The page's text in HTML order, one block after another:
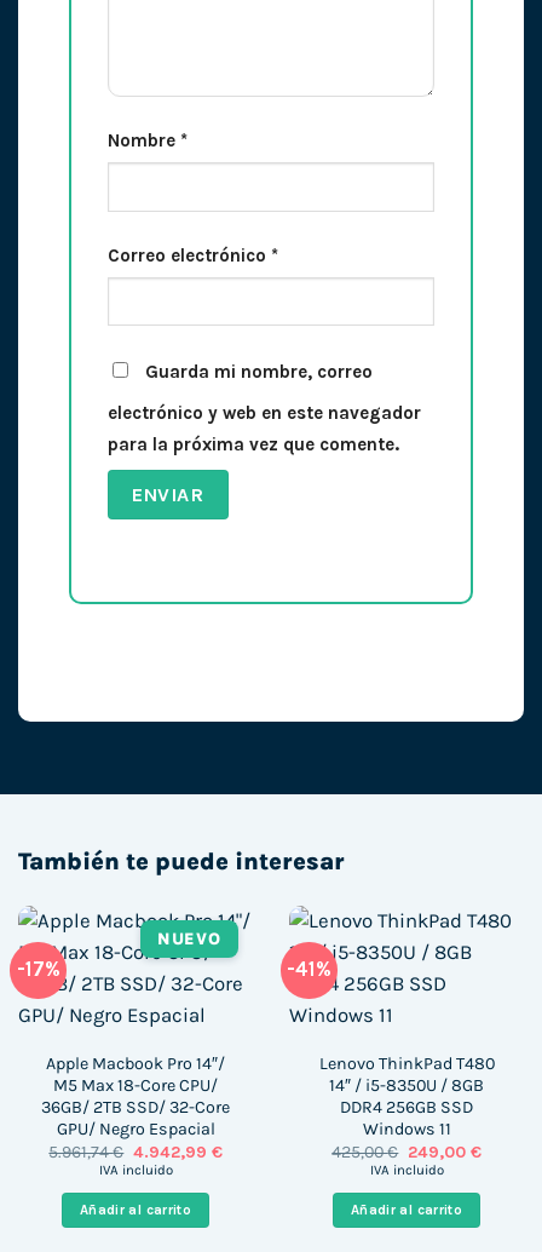
Nombre *
Correo electrónico *
Guarda mi nombre, correo
electrónico y web en este navegador
para la próxima vez que comente.
También te puede interesar
-17%
NUEVO
Apple Macbook Pro 14″/
M5 Max 18-Core CPU/
36GB/ 2TB SSD/ 32-Core
GPU/ Negro Espacial
5.961,74€ El
precio
era:
5.961,74 €.
4.942,99 €El
IVA incluido
Añadir al carrito
-41%
Lenovo ThinkPad T480
14″ / i5-8350U / 8GB
DDR4 256GB SSD
Windows 11
425,00€ El
precio
era:
425,00 €.
249,00 €El
es:
IVA incluido
Añadir al carrito